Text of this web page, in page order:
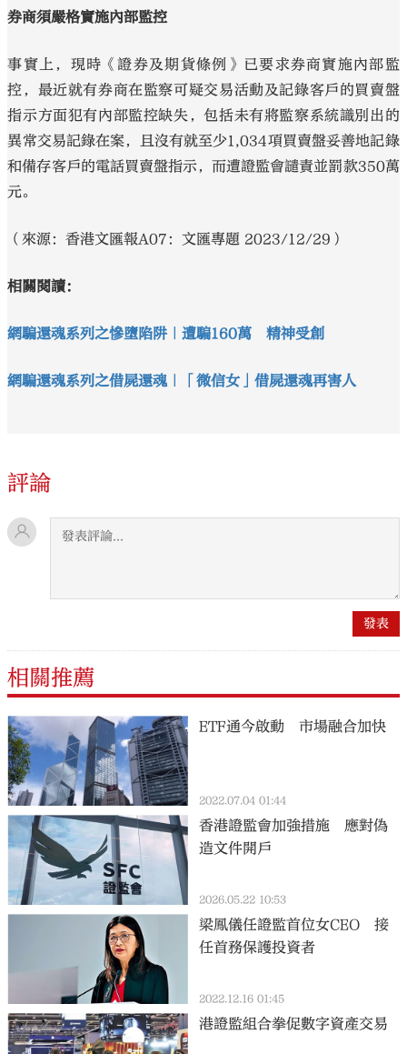
券商須嚴格實施內部監控
事實上，現時《證券及期貨條例》已要求券商實施內部監
控，最近就有券商在監察可疑交易活動及記錄客戶的買賣盤
指示方面犯有內部監控缺失，包括未有將監察系統識別出的
異常交易記錄在案，且沒有就至少1,034項買賣盤妥善地記錄
和備存客戶的電話買賣盤指示，而遭證監會譴責並罰款350萬
元。
（來源：香港文匯報A07：文匯專題 2023/12/29）
相關閱讀：
網騙還魂系列之慘墮陷阱｜遭騙160萬 精神受創
網騙還魂系列之借屍還魂｜「微信女」借屍還魂再害人
評論
相關推薦
ETF通今啟動 市場融合加快
2022.07.04 01:44
香港證監會加強措施 應對偽
造文件開戶
2026.05.22 10:53
梁鳳儀任證監首位女CEO 接
任首務保護投資者
2022.12.16 01:45
港證監組合拳促數字資產交易